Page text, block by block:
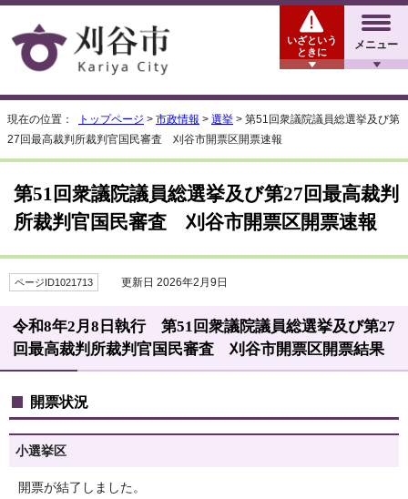
メニュー
いざという
ときに
現在の位置： トップページ > 市政情報 > 選挙 > 第51回衆議院議員総選挙及び第
27回最高裁判所裁判官国民審査 刈谷市開票区開票速報
第51回衆議院議員総選挙及び第27回最高裁判
所裁判官国民審査 刈谷市開票区開票速報
ページID1021713 更新日 2026年2月9日
令和8年2月8日執行 第51回衆議院議員総選挙及び第27
回最高裁判所裁判官国民審査 刈谷市開票区開票結果
開票状況
小選挙区
開票が結了しました。